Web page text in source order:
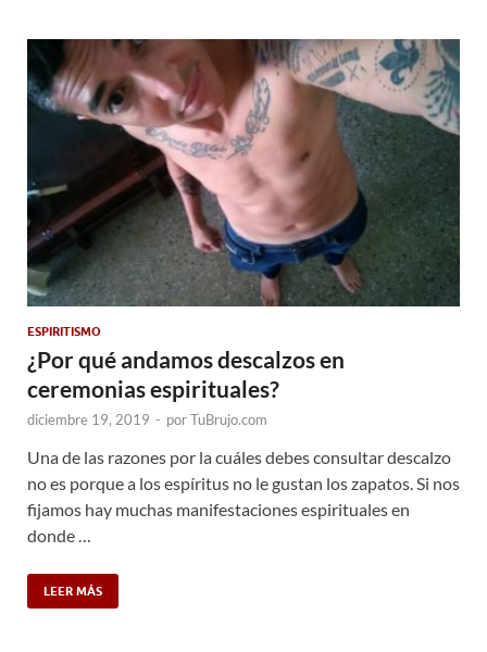
ESPIRITISMO
¿Por qué andamos descalzos en
ceremonias espirituales?
diciembre 19, 2019 - porTuBrujo.com
Una de las razones por la cuáles debes consultar descalzo
no es porque a los espíritus no le gustan los zapatos. Si nos
fijamos hay muchas manifestaciones espirituales en
donde …
LEER MÁS